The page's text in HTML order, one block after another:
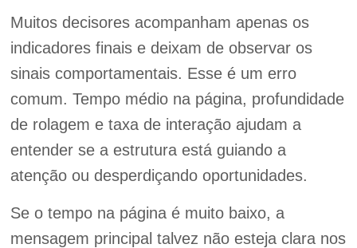
Muitos decisores acompanham apenas os
indicadores finais e deixam de observar os
sinais comportamentais. Esse é um erro
comum. Tempo médio na página, profundidade
de rolagem e taxa de interação ajudam a
entender se a estrutura está guiando a
atenção ou desperdiçando oportunidades.
Se o tempo na página é muito baixo, a
mensagem principal talvez não esteja clara nos